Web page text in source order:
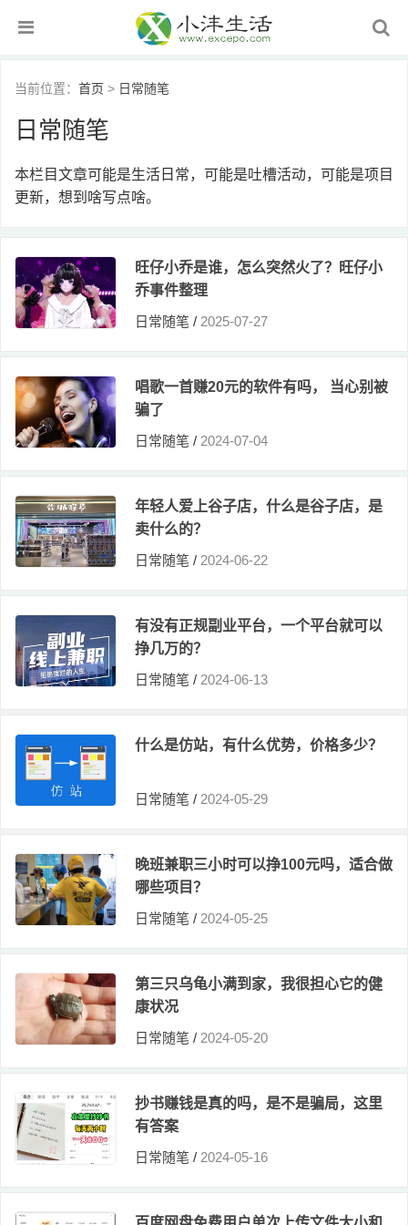
当前位置： 首页 > 日常随笔
日常随笔
本栏目文章可能是生活日常，可能是吐槽活动，可能是项目
更新，想到啥写点啥。
旺仔小乔是谁，怎么突然火了？旺仔小
乔事件整理
日常随笔 / 2025-07-27
唱歌一首赚20元的软件有吗， 当心别被
骗了
日常随笔 / 2024-07-04
年轻人爱上谷子店，什么是谷子店，是
卖什么的？
日常随笔 / 2024-06-22
有没有正规副业平台，一个平台就可以
挣几万的？
日常随笔 / 2024-06-13
什么是仿站，有什么优势，价格多少？
日常随笔 / 2024-05-29
晚班兼职三小时可以挣100元吗，适合做
哪些项目？
日常随笔 / 2024-05-25
第三只乌龟小满到家，我很担心它的健
康状况
日常随笔 / 2024-05-20
抄书赚钱是真的吗，是不是骗局，这里
有答案
日常随笔 / 2024-05-16